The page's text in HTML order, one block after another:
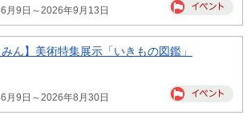
月9日～2026年9月13日
みん】美術特集展示「いきもの図鑑」
月9日～2026年8月30日